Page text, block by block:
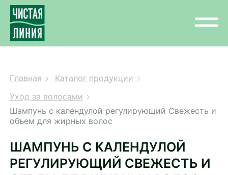
Главная
Каталог продукции
Уход за волосами
Шампунь с календулой регулирующий Свежесть и
объем для жирных волос
ШАМПУНЬ С КАЛЕНДУЛОЙ
РЕГУЛИРУЮЩИЙ СВЕЖЕСТЬ И